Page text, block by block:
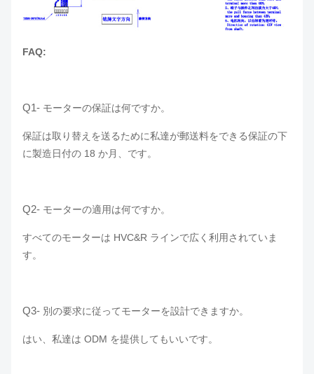
FAQ:
Q1- モーターの保証は何ですか。
保証は取り替えを送るために私達が郵送料をできる保証の下
に製造日付の 18 か月、です。
Q2- モーターの適用は何ですか。
すべてのモーターは HVC&R ラインで広く利用されていま
す。
Q3- 別の要求に従ってモーターを設計できますか。
はい、私達は ODM を提供してもいいです。